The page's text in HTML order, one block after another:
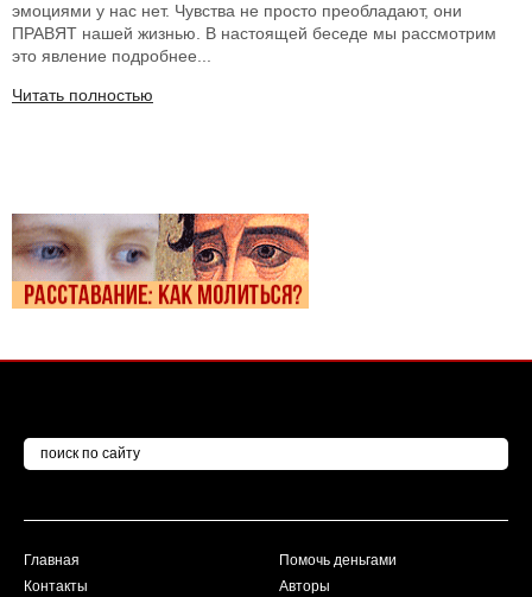
эмоциями у нас нет. Чувства не просто преобладают, они
ПРАВЯТ нашей жизнью. В настоящей беседе мы рассмотрим
это явление подробнее...
Читать полностью
Главная
Контакты
Помочь деньгами
Авторы